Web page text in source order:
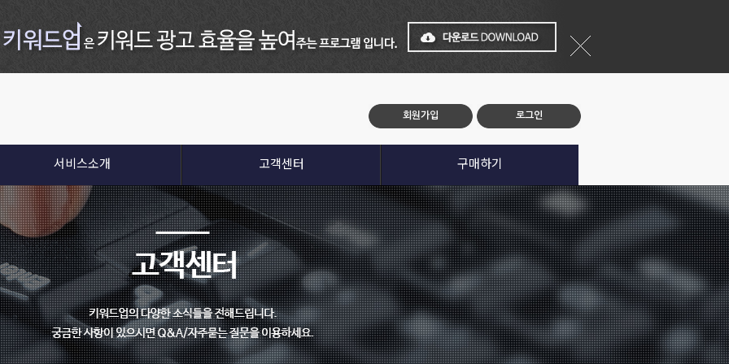
회원가입 로그인
서비스소개 고객센터 구매하기